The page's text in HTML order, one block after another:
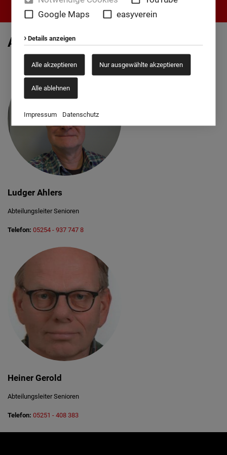
Google Maps
easyverein
Details anzeigen
Alle akzeptieren Nur ausgewählte akzeptieren
Alle ablehnen
Impressum Datenschutz
Ansprechpartner
Ludger Ahlers
Abteilungsleiter Senioren
Telefon: 05254 - 937 747 8
Heiner Gerold
Abteilungsleiter Senioren
Telefon: 05251 - 408 383